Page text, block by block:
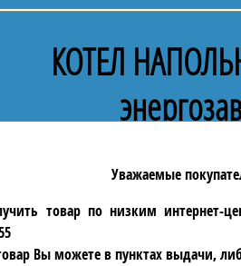
КОТЕЛ
Уважаемые
товар по низким интернет-
Вы можете в пунктах выдачи,